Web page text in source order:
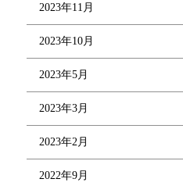
2023年11月
2023年10月
2023年5月
2023年3月
2023年2月
2022年9月